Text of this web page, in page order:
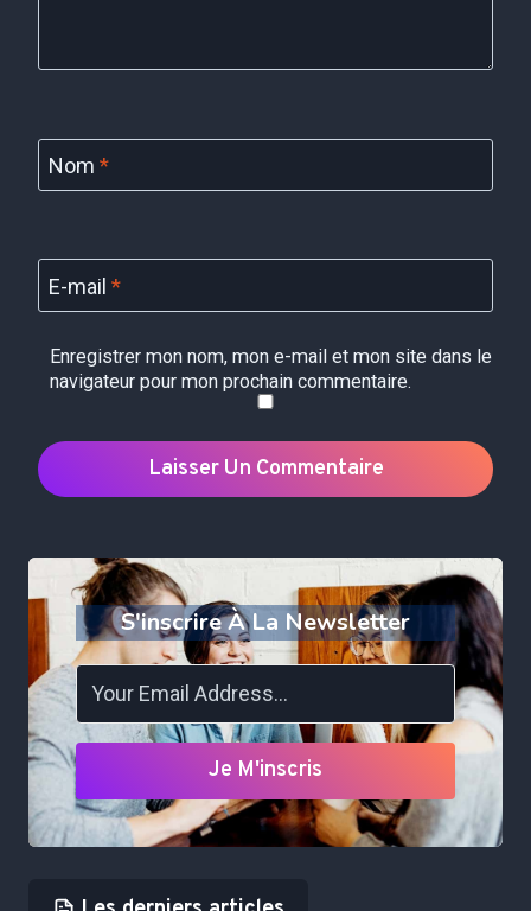
Nom *
E-mail *
Enregistrer mon nom, mon e-mail et mon site dans le
navigateur pour mon prochain commentaire.
S'inscrire À La Newsletter
Je M'inscris